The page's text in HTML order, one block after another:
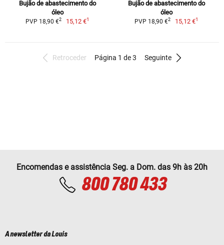
Bujão de abastecimento do
óleo
PVP 18,90 €2 15,12 €1
Bujão de abastecimento do
óleo
PVP 18,90 €2 15,12 €1
Retroceder Página 1 de 3 Seguinte
Encomendas e assistência Seg. a Dom. das 9h às 20h
800 780 433
A newsletter da Louis